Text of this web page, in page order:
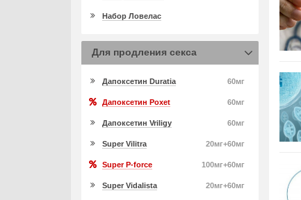
Набор Ловелас
Для продления секса
60мг
Дапоксетин Duratia
60мг
Дапоксетин Poxet
60мг
Дапоксетин Vriligy
20мг+60мг
Super Vilitra
100мг+60мг
Super P-force
20мг+60мг
Super Vidalista